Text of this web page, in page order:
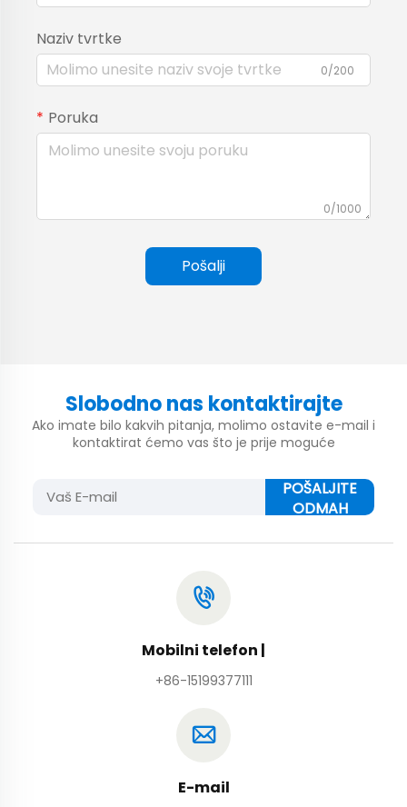
Naziv tvrtke
0/200
Poruka
0/1000
Pošalji
Slobodno nas kontaktirajte
Ako imate bilo kakvih pitanja, molimo ostavite e-mail i
kontaktirat ćemo vas što je prije moguće
POŠALJITE
ODMAH
Mobilni telefon |
+86-15199377111
E-mail